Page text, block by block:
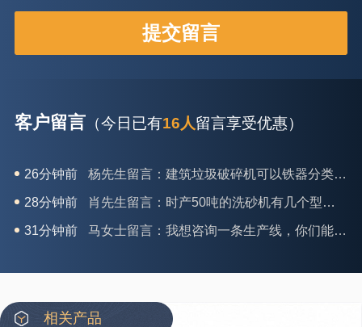
客户留言（今日已有16人留言享受优惠）
26分钟前 杨先生留言：建筑垃圾破碎机可以铁器分类吗？
28分钟前 肖先生留言：时产50吨的洗砂机有几个型号？
31分钟前 马女士留言：我想咨询一条生产线，你们能做吗？
42分钟前 蒋先生留言：硬岩颚式破碎机带不带电机？
相关产品